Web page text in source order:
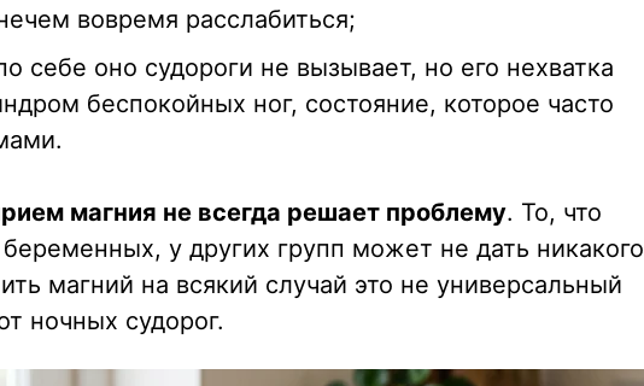
вовремя расслабиться;
себе оно судороги не вызывает, но его нехватка
беспокойных ног, состояние, которое часто
магния не всегда решает проблему. То, что
у других групп может не дать никакого
магний на всякий случай это не универсальный
ночных судорог.